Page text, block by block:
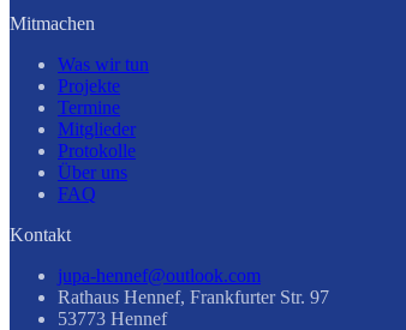
Mitmachen
Was wir tun
Projekte
Termine
Mitglieder
Protokolle
Über uns
FAQ
Kontakt
jupa-hennef@outlook.com
Rathaus Hennef, Frankfurter Str. 97
53773 Hennef